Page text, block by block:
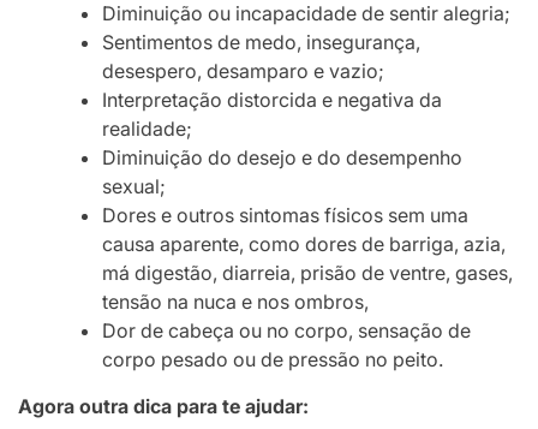
Diminuição ou incapacidade de sentir alegria;
Sentimentos de medo, insegurança,
desespero, desamparo e vazio;
Interpretação distorcida e negativa da
realidade;
Diminuição do desejo e do desempenho
sexual;
Dores e outros sintomas físicos sem uma
causa aparente, como dores de barriga, azia,
má digestão, diarreia, prisão de ventre, gases,
tensão na nuca e nos ombros,
Dor de cabeça ou no corpo, sensação de
corpo pesado ou de pressão no peito.
Agora outra dica para te ajudar: